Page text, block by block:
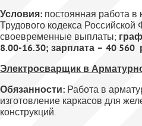
Условия: постоянная работа в
Трудового кодекса Российской
своевременные выплаты;
8.00-16.30; зарплата – 40 560
Электросварщик в
Обязанности: Работа в
изготовление каркасов для
конструкций.